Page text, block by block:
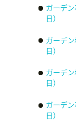
ガーデ
日）
ガーデ
日）
ガーデ
日）
ガーデ
日）